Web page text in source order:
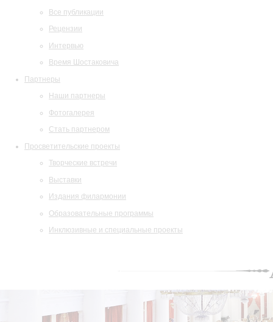
Все публикации
Рецензии
Интервью
Время Шостаковича
Партнеры
Наши партнеры
Фотогалерея
Стать партнером
Просветительские проекты
Творческие встречи
Выставки
Издания филармонии
Образовательные программы
Инклюзивные и специальные проекты